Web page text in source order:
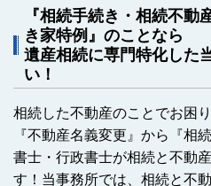
『相続手続き・相続不動
き家特例』のことなら
遺産相続に専門特化した
い！
相続した不動産のことでお困
『不動産名義変更』から『相
書士・行政書士が相続と不動
す！当事務所では、相続と不